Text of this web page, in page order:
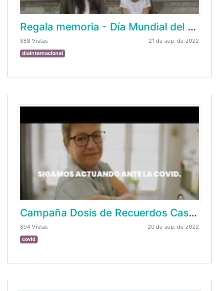
Regala memoria - Día Mundial del Alzheimer 2018
858 Vistas 21 de sep. de 2022
diainternacional
Campaña Dosis de Recuerdos Castellano
894 Vistas 20 de sep. de 2022
covid